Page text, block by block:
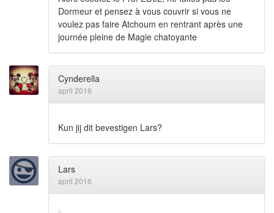
Dormeur et pensez à vous couvrir si vous ne
voulez pas faire Atchoum en rentrant après une
journée pleine de Magie chatoyante
Cynderella
april 2016
Kun jij dit bevestigen Lars?
Lars
april 2016